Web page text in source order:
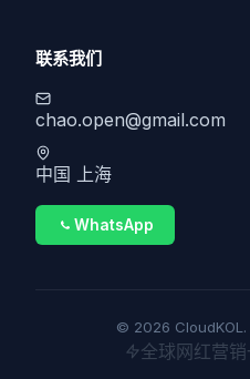
联系我们
chao.open@gmail.com
中国 上海
WhatsApp
© 2026
全球网红营